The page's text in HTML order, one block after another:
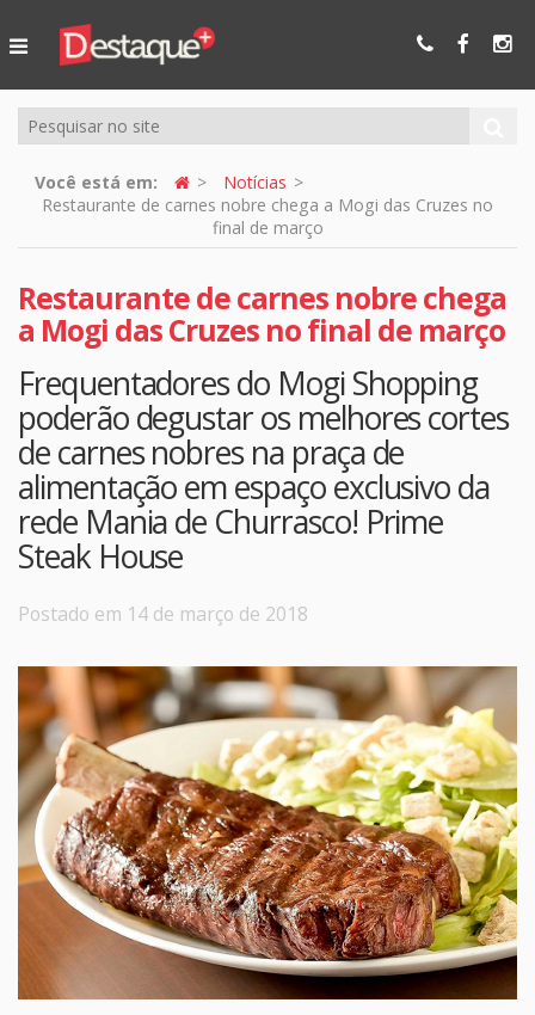
Online
Você está em:
Notícias
Restaurante de carnes nobre chega a Mogi das Cruzes no
final de março
Restaurante de carnes nobre chega
a Mogi das Cruzes no final de março
Frequentadores do Mogi Shopping
poderão degustar os melhores cortes
de carnes nobres na praça de
alimentação em espaço exclusivo da
rede Mania de Churrasco! Prime
Steak House
Postado em 14 de março de 2018